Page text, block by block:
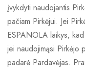
įvykdyti naudojantis
pačiam Pirkėjui. Jei
ESPANOLA laikys,
jei naudojimąsi Pirkėjo
padarė Pardavėjas.